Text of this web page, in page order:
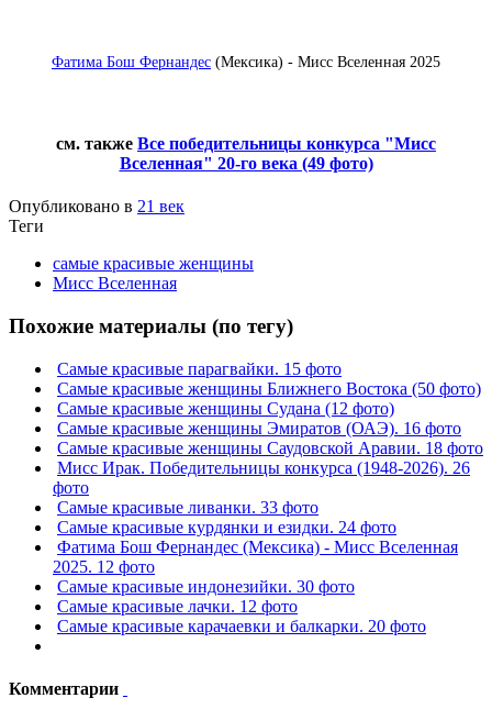
Фатима Бош Фернандес (Мексика) - Мисс Вселенная 2025
см. также Все победительницы конкурса "Мисс
Вселенная" 20-го века (49 фото)
Опубликовано в 21 век
Теги
самые красивые женщины
Мисс Вселенная
Похожие материалы (по тегу)
Самые красивые парагвайки. 15 фото
Самые красивые женщины Ближнего Востока (50 фото)
Самые красивые женщины Судана (12 фото)
Самые красивые женщины Эмиратов (ОАЭ). 16 фото
Самые красивые женщины Саудовской Аравии. 18 фото
Мисс Ирак. Победительницы конкурса (1948-2026). 26
фото
Самые красивые ливанки. 33 фото
Самые красивые курдянки и езидки. 24 фото
Фатима Бош Фернандес (Мексика) - Мисс Вселенная
2025. 12 фото
Самые красивые индонезийки. 30 фото
Самые красивые лачки. 12 фото
Самые красивые карачаевки и балкарки. 20 фото
Комментарии